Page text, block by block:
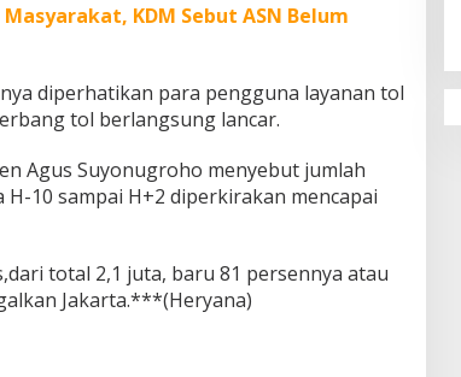
KDM Sebut ASN Belum
diperhatikan para pengguna layanan tol
tol berlangsung lancar.
Agus Suyonugroho menyebut jumlah
10 sampai H+2 diperkirakan mencapai
total 2,1 juta, baru 81 persennya atau
Jakarta.***(Heryana)
Bikin Sekolah di Malaysia Tertarik